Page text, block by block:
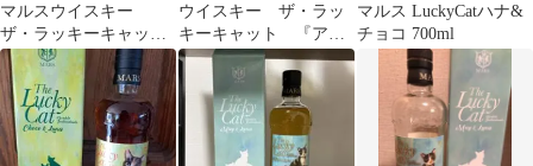
マルスウイスキー
ザ・ラッキーキャッ
ト 空き瓶2本セット
ウイスキー ザ・ラッ
キーキャット 『アッ
シュ’99’’』 MARS
マルス LuckyCatハナ&
チョコ 700ml